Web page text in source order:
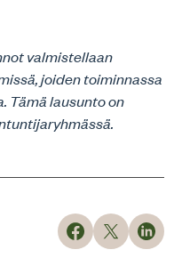
valmistellaan
joiden toiminnassa
Tämä lausunto on